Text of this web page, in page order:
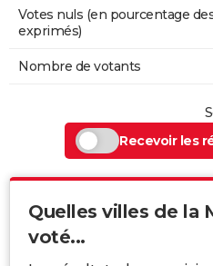
Votes nuls (en pourcentage
exprimés)
Nombre de votants
Recevoir les
Quelles villes de la
voté...